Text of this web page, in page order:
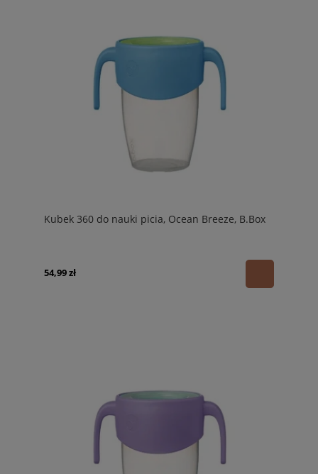
Kubek 360 do nauki picia, Ocean Breeze, B.Box
54,99 zł